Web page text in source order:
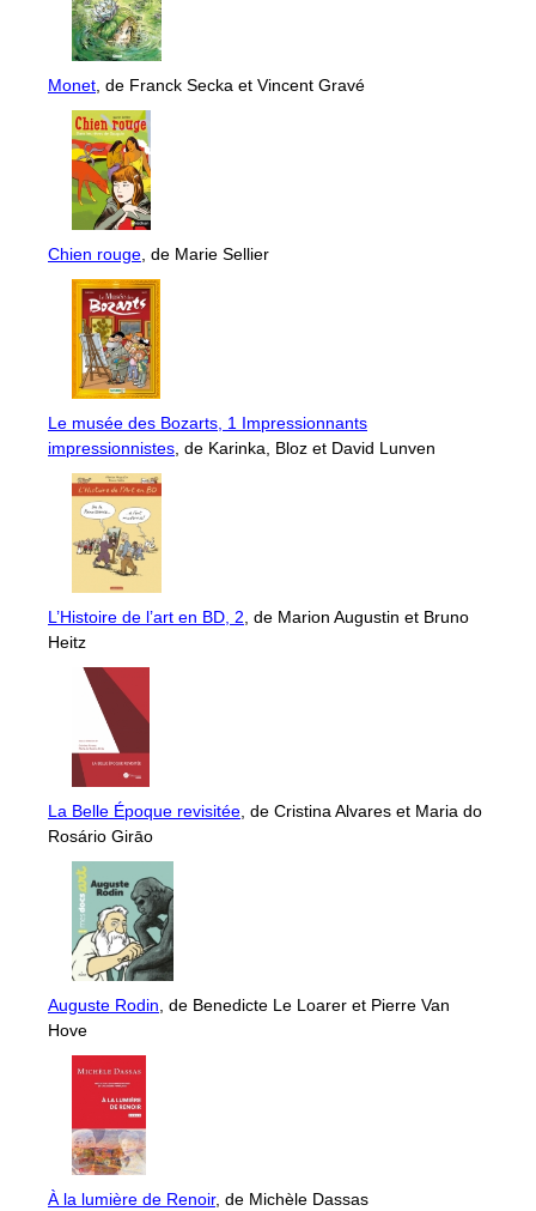
Monet, de Franck Secka et Vincent Gravé
Chien rouge, de Marie Sellier
Le musée des Bozarts, 1 Impressionnants
impressionnistes, de Karinka, Bloz et David Lunven
L’Histoire de l’art en BD, 2, de Marion Augustin et Bruno
Heitz
La Belle Époque revisitée, de Cristina Alvares et Maria do
Rosário Girāo
Auguste Rodin, de Benedicte Le Loarer et Pierre Van
Hove
À la lumière de Renoir, de Michèle Dassas